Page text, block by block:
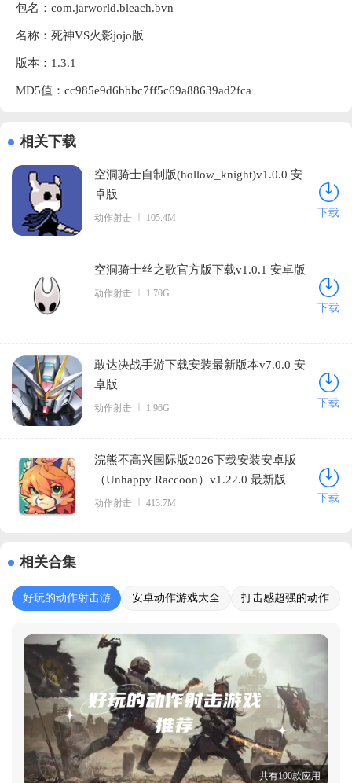
包名：com.jarworld.bleach.bvn
名称：死神VS火影jojo版
版本：1.3.1
MD5值：cc985e9d6bbbc7ff5c69a88639ad2fca
相关下载
空洞骑士自制版(hollow_knight)v1.0.0 安
卓版
动作射击 105.4M 下载
空洞骑士丝之歌官方版下载v1.0.1 安卓版
动作射击 1.70G
下载
敢达决战手游下载安装最新版本v7.0.0 安
卓版
动作射击 1.96G 下载
浣熊不高兴国际版2026下载安装安卓版
（Unhappy Raccoon）v1.22.0 最新版
动作射击 413.7M 下载
相关合集
好玩的动作射击游
安卓动作游戏大全
打击感超强的动作
共有100款应用